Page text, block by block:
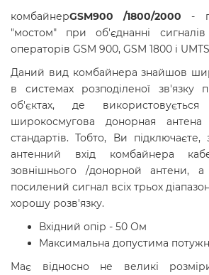
комбайнерGSM900 /1800/2000 -
"мостом" при об'єднанні
операторів GSM 900, GSM 1800 і
Даний вид комбайнера знайшов
в системах розподіленої зв'язку
об'єктах, де
широкосмугова донорная антена
стандартів. Тобто, Ви
антенний вхід комбайнера
зовнішнього /донорной антени,
посилений сигнал всіх трьох
хорошу розв'язку.
Вхідний опір - 50 Ом
Максимальна допустима
Має відносно не великі